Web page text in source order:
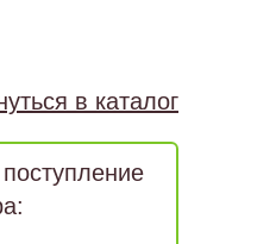
в каталог